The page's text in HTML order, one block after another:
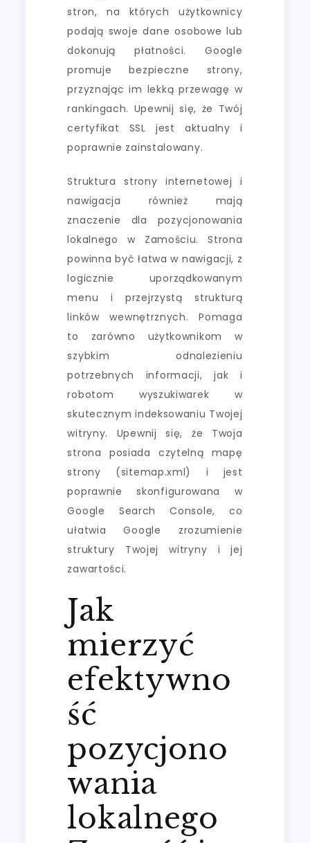
stron, na których użytkownicy
podają swoje dane osobowe lub
dokonują płatności. Google
promuje bezpieczne strony,
przyznając im lekką przewagę w
rankingach. Upewnij się, że Twój
certyfikat SSL jest aktualny i
poprawnie zainstalowany.
Struktura strony internetowej i
nawigacja również mają
znaczenie dla pozycjonowania
lokalnego w Zamościu. Strona
powinna być łatwa w nawigacji, z
logicznie uporządkowanym
menu i przejrzystą strukturą
linków wewnętrznych. Pomaga
to zarówno użytkownikom w
szybkim odnalezieniu
potrzebnych informacji, jak i
robotom wyszukiwarek w
skutecznym indeksowaniu Twojej
witryny. Upewnij się, że Twoja
strona posiada czytelną mapę
strony (sitemap.xml) i jest
poprawnie skonfigurowana w
Google Search Console, co
ułatwia Google zrozumienie
struktury Twojej witryny i jej
zawartości.
Jak
mierzyć
efektywno
ść
pozycjono
wania
lokalnego